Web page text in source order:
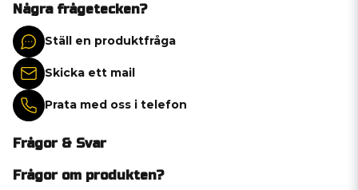
Några frågetecken?
Ställ en produktfråga
Skicka ett mail
Prata med oss i telefon
Frågor & Svar
Frågor om produkten?